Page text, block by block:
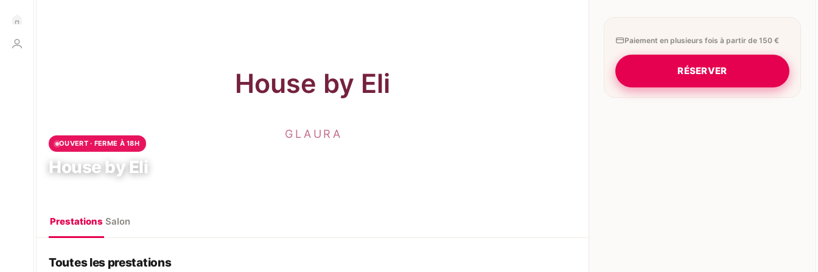
OUVERT · FERME À 18H
House by Eli
Prestations Salon
Toutes les prestations
Paiement en plusieurs fois à partir de 150 €
RÉSERVER